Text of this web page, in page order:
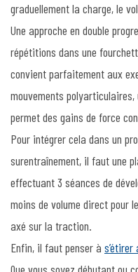
graduellement la charge, le
Une approche en double
répétitions dans une
convient parfaitement aux
mouvements polyarticulaires,
permet des gains de force
Pour intégrer cela dans un
surentraînement, il faut une
effectuant 3 séances de
moins de volume direct pour
axé sur la traction.
Enfin, il faut penser à